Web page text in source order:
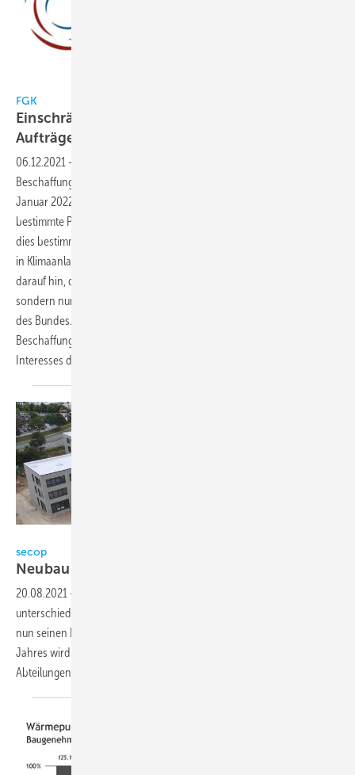
FGK
Einschränkungen bei Vergabe öffentlicher
Aufträge
06.12.2021 -
Beschaffung klimafreundlicher Leistungen (AVV Klima), die am 1.
Januar 2022 in Kraft tritt, dürfen Dienststellen des Bundes künftig
bestimmte Produkte nicht mehr beschaffen. Unter anderem betrifft
dies bestimmte Klimageräte und den Einsatz halogenierter Kältemittel
in Klimaanlagen. Der Fachverband Gebäude-Klima e. V. (FGK) weist
darauf hin, dass deren Beschaffung nicht generell verboten ist,
sondern nur für die Vergabe öffentlicher Aufträge durch Dienststellen
des Bundes. Darüber hinaus gelten Ausnahmen, wenn eine
Beschaffung ausnahmsweise aus Gründen des öffentlichen
Interesses dringend geboten
secop
Neubau in
20.08.2021 -
unterschiedlichen Standorten in Deutschland angesiedelt und verlegt
nun seinen Hauptsitz in einen Neubau in Flensburg. Bis Ende des
Jahres wird der neue Standort in Betrieb genommen. Einige
Abteilungen haben bereits mit dem Umzug